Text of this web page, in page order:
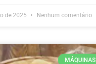
de 2025 Nenhum comentário
MÁQUINAS